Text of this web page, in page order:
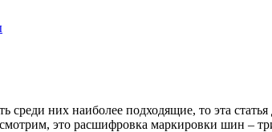
них наиболее подходящие, то эта
это расшифровка маркировки шин –